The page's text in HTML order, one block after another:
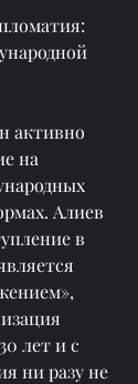
активно
на
Алиев
в
лет и с
ни разу не